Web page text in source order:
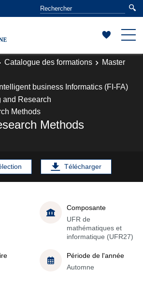
Catalogue des formations
Master
business Informatics (FI-FA)
and Research
Methods
Methods
Télécharger
Composante
UFR de
mathématiques et
informatique (UFR27)
Période de l'année
Automne